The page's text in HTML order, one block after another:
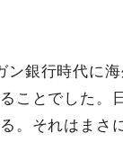
銀行時代に
ことでした。
。それはまさ